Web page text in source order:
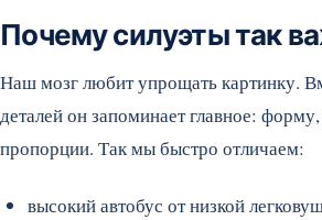
Почему силуэты так
Наш мозг любит упрощать картинку.
деталей он запоминает главное:
пропорции. Так мы быстро отличаем:
высокий автобус от низкой